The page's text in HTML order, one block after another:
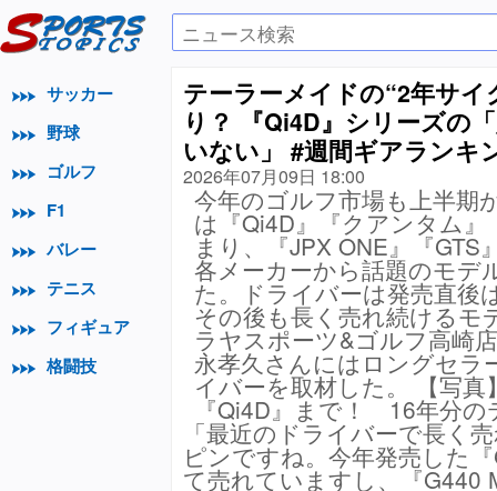
サッカー
野球
ゴルフ
F1
バレー
テニス
フィギュア
格闘技
テーラーメイドの“2年サイ
り？ 『Qi4D』シリーズの
いない」 #週間ギアランキ
2026年07月09日 18:00
今年のゴルフ市場も上半期
は『Qi4D』『クアンタム
まり、『JPX ONE』『GTS
各メーカーから話題のモデ
た。ドライバーは発売直後
その後も長く売れ続けるモ
ラヤスポーツ&ゴルフ高崎
永孝久さんにはロングセラ
イバーを取材した。 【写真
『Qi4D』まで！ 16年分の
「最近のドライバーで長く
ピンですね。今年発売した
て売れていますし、『G440